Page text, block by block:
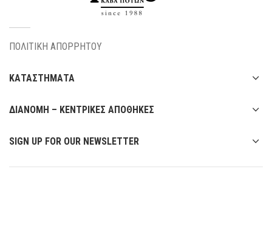
ΠΟΛΙΤΙΚΗ ΑΠΟΡΡΗΤΟΥ
ΚΑΤΑΣΤΗΜΑΤΑ
ΔΙΑΝΟΜΗ – ΚΕΝΤΡΙΚΕΣ ΑΠΟΘΗΚΕΣ
SIGN UP FOR OUR NEWSLETTER